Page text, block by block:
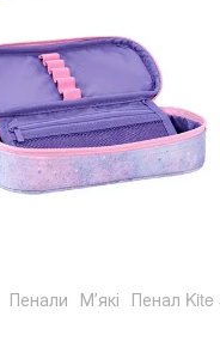
Пенали Мʼякі Пенал